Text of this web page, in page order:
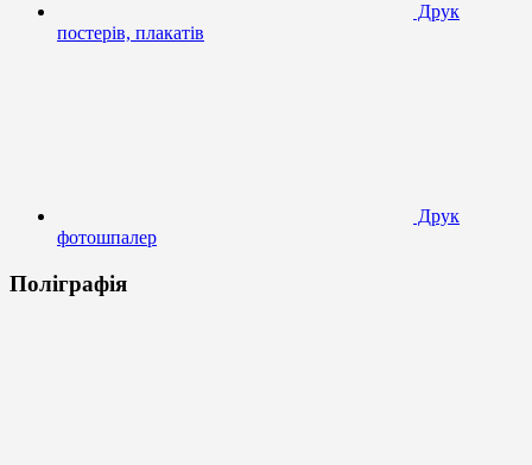
Друк
постерів, плакатів
Друк
фотошпалер
Поліграфія